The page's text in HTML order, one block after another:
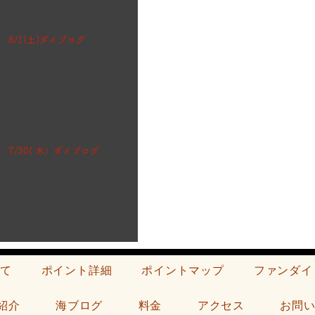
8/1(土)ダイブログ
7/30( 木）ダイブログ
ポイント詳細 ポイントマップ ファンダ
介 海ブログ 料金 アクセス お問